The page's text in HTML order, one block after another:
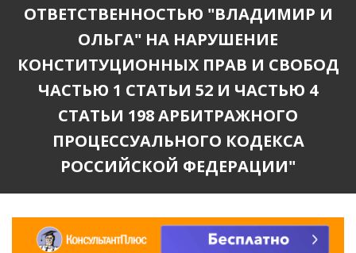
ОТВЕТСТВЕННОСТЬЮ "ВЛАДИМИР И
ОЛЬГА" НА НАРУШЕНИЕ
КОНСТИТУЦИОННЫХ ПРАВ И СВОБОД
ЧАСТЬЮ 1 СТАТЬИ 52 И ЧАСТЬЮ 4
СТАТЬИ 198 АРБИТРАЖНОГО
ПРОЦЕССУАЛЬНОГО КОДЕКСА
РОССИЙСКОЙ ФЕДЕРАЦИИ"